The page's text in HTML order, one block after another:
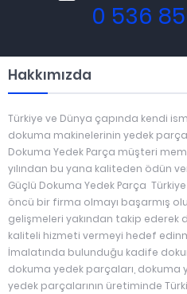
0 536
Hakkımızda
Türkiye ve Dünya çapında kendi
dokuma makinelerinin yedek
Dokuma Yedek Parça müşteri
yılından bu yana kaliteden ödün
Güçlü Dokuma Yedek Parça
öncü bir firma olmayı başarmış
gelişmeleri yakından takip ederek
kaliteli hizmeti vermeyi hedef
İmalatında bulunduğu kadife
dokuma yedek parçaları, dokuma
yedek parçalarının üretiminde